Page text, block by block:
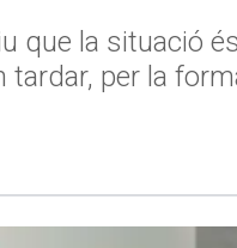
que la situació
tardar, per la